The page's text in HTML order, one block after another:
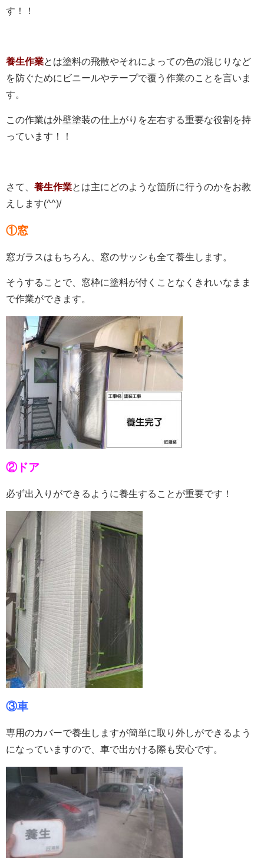
す！！
養生作業とは塗料の飛散やそれによっての色の混じりなど
を防ぐためにビニールやテープで覆う作業のことを言いま
す。
この作業は外壁塗装の仕上がりを左右する重要な役割を持
っています！！
さて、 養生作業とは主にどのような箇所に行うのかをお教
えします(^^)/
①窓
窓ガラスはもちろん、窓のサッシも全て養生します。
そうすることで、窓枠に塗料が付くことなくきれいなまま
で作業ができます。
②ドア
必ず出入りができるように養生することが重要です！
③車
専用のカバーで養生しますが簡単に取り外しができるよう
になっていますので、車で出かける際も安心です。